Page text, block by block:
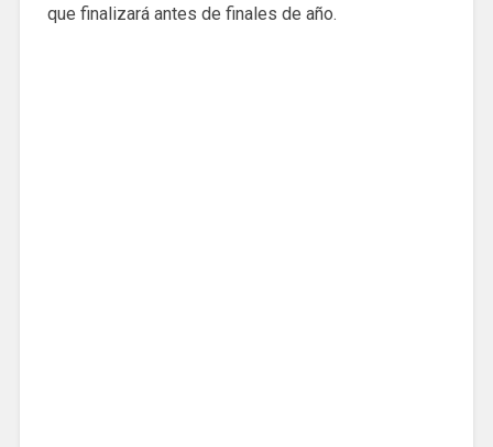
que finalizará antes de finales de año.